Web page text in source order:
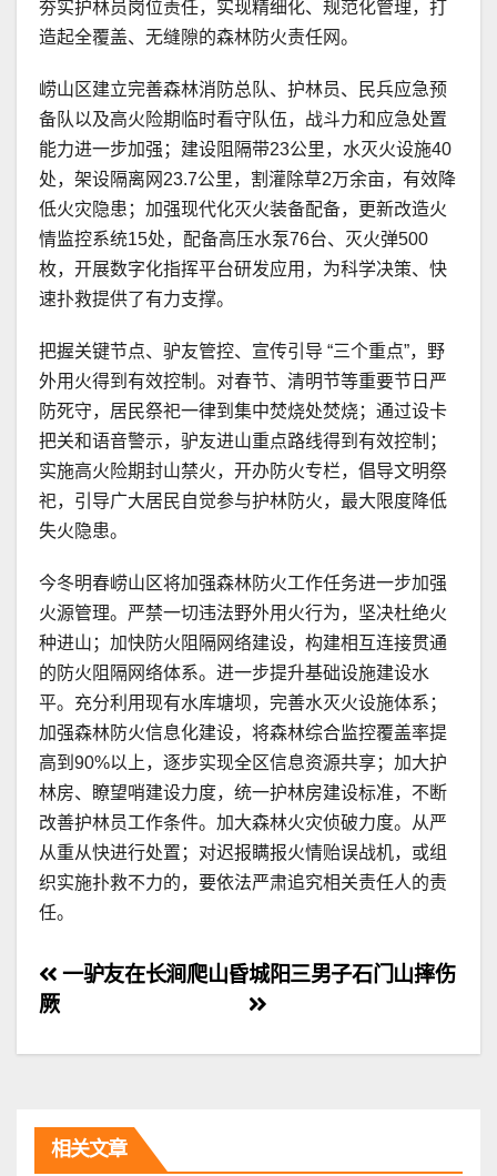
夯实护林员岗位责任，实现精细化、规范化管理，打
造起全覆盖、无缝隙的森林防火责任网。
崂山区建立完善森林消防总队、护林员、民兵应急预
备队以及高火险期临时看守队伍，战斗力和应急处置
能力进一步加强；建设阻隔带23公里，水灭火设施40
处，架设隔离网23.7公里，割灌除草2万余亩，有效降
低火灾隐患；加强现代化灭火装备配备，更新改造火
情监控系统15处，配备高压水泵76台、灭火弹500
枚，开展数字化指挥平台研发应用，为科学决策、快
速扑救提供了有力支撑。
把握关键节点、驴友管控、宣传引导 “三个重点”，野
外用火得到有效控制。对春节、清明节等重要节日严
防死守，居民祭祀一律到集中焚烧处焚烧；通过设卡
把关和语音警示，驴友进山重点路线得到有效控制；
实施高火险期封山禁火，开办防火专栏，倡导文明祭
祀，引导广大居民自觉参与护林防火，最大限度降低
失火隐患。
今冬明春崂山区将加强森林防火工作任务进一步加强
火源管理。严禁一切违法野外用火行为，坚决杜绝火
种进山；加快防火阻隔网络建设，构建相互连接贯通
的防火阻隔网络体系。进一步提升基础设施建设水
平。充分利用现有水库塘坝，完善水灭火设施体系；
加强森林防火信息化建设，将森林综合监控覆盖率提
高到90%以上，逐步实现全区信息资源共享；加大护
林房、瞭望哨建设力度，统一护林房建设标准，不断
改善护林员工作条件。加大森林火灾侦破力度。从严
从重从快进行处置；对迟报瞒报火情贻误战机，或组
织实施扑救不力的，要依法严肃追究相关责任人的责
任。
文
章
航
城阳三男子石门山摔伤
一驴友在长涧爬山昏
厥
相关文章